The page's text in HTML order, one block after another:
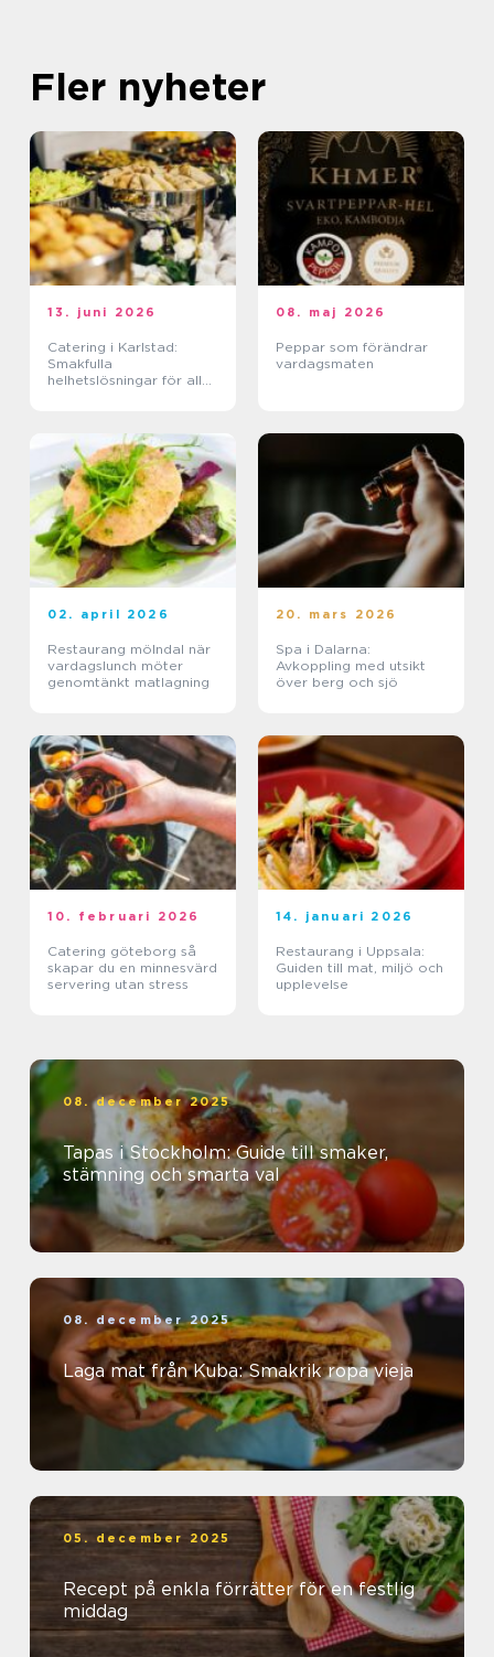
Fler nyheter
13. juni 2026
Catering i Karlstad:
Smakfulla
helhetslösningar för alla
08. maj 2026
Peppar som förändrar
vardagsmaten
02. april 2026
Restaurang mölndal när
vardagslunch möter
genomtänkt matlagning
20. mars 2026
Spa i Dalarna:
Avkoppling med utsikt
över berg och sjö
10. februari 2026
Catering göteborg så
skapar du en minnesvärd
servering utan stress
14. januari 2026
Restaurang i Uppsala:
Guiden till mat, miljö och
upplevelse
08. december 2025
Tapas i Stockholm: Guide till smaker,
stämning och smarta val
08. december 2025
Laga mat från Kuba: Smakrik ropa vieja
05. december 2025
Recept på enkla förrätter för en festlig
middag